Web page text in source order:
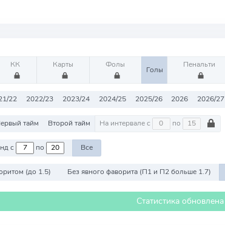
КК Карты Фолы
Голы
Пенальти
22 2022/23 2023/24 2024/25 2025/26 2026 2026/27
тайм Второй тайм На интервале с по
Против команд с по Все
(до 1.5) Без явного фаворита (П1 и П2 больше 1.7)
Статистика обновлена